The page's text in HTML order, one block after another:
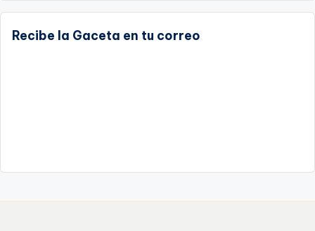
Recibe la Gaceta en tu correo